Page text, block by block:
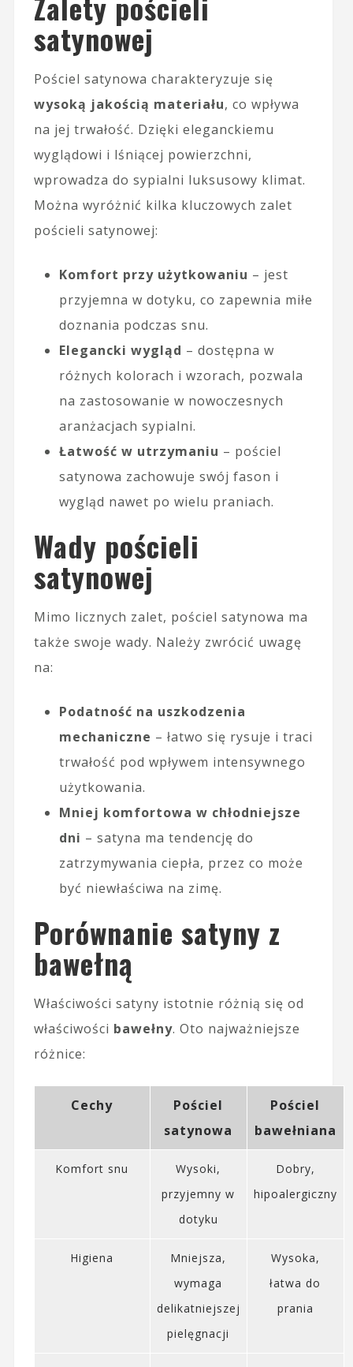
satynowej
Pościel satynowa charakteryzuje się
wysoką jakością materiału, co wpływa
na jej trwałość. Dzięki eleganckiemu
wyglądowi i lśniącej powierzchni,
wprowadza do sypialni luksusowy klimat.
Można wyróżnić kilka kluczowych zalet
pościeli satynowej:
Komfort przy użytkowaniu – jest
przyjemna w dotyku, co zapewnia miłe
doznania podczas snu.
Elegancki wygląd – dostępna w
różnych kolorach i wzorach, pozwala
na zastosowanie w nowoczesnych
aranżacjach sypialni.
Łatwość w utrzymaniu – pościel
satynowa zachowuje swój fason i
wygląd nawet po wielu praniach.
Wady pościeli
satynowej
Mimo licznych zalet, pościel satynowa ma
także swoje wady. Należy zwrócić uwagę
na:
Podatność na uszkodzenia
mechaniczne – łatwo się rysuje i traci
trwałość pod wpływem intensywnego
użytkowania.
Mniej komfortowa w chłodniejsze
dni – satyna ma tendencję do
zatrzymywania ciepła, przez co może
być niewłaściwa na zimę.
Porównanie satyny z
bawełną
Właściwości satyny istotnie różnią się od
właściwości bawełny. Oto najważniejsze
różnice:
Cechy
Pościel
satynowa
Pościel
bawełniana
Komfort snu
Wysoki,
przyjemny w
dotyku
Dobry,
hipoalergiczny
Higiena
Mniejsza,
wymaga
delikatniejszej
pielęgnacji
Wysoka,
łatwa do
prania